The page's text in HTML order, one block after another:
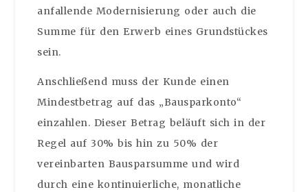
anfallende Modernisierung oder auch die
Summe für den Erwerb eines Grundstückes
sein.
Anschließend muss der Kunde einen
Mindestbetrag auf das „Bausparkonto“
einzahlen. Dieser Betrag beläuft sich in der
Regel auf 30% bis hin zu 50% der
vereinbarten Bausparsumme und wird
durch eine kontinuierliche, monatliche